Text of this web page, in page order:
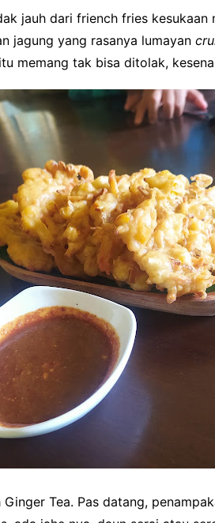
jauh dari friench fries kesukaan
jagung yang rasanya lumayan
memang tak bisa ditolak,
Tea. Pas datang,